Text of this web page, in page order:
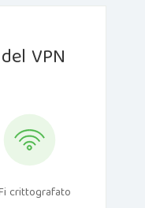
VPN
crittografato